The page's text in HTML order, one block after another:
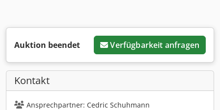
Auktion beendet Verfügbarkeit anfragen
Kontakt
Ansprechpartner: Cedric Schuhmann